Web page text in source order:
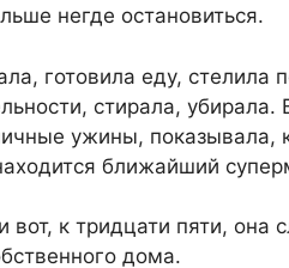
негде остановиться.
готовила еду, стелила
стирала,
ужины, показывала,
ближайший
к тридцати пяти, она
дома.